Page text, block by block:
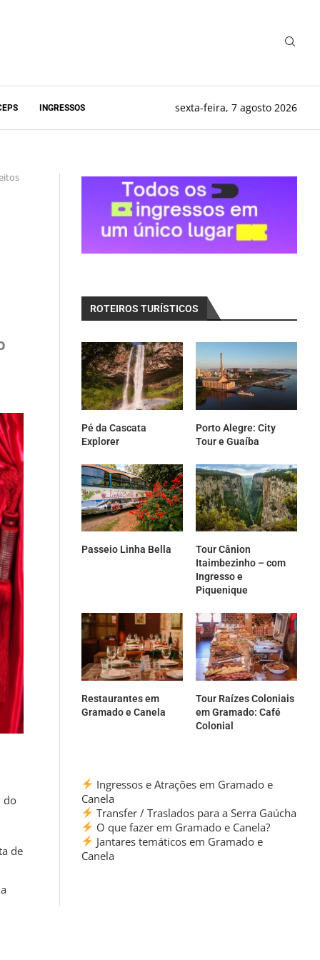
INGRESSOS sexta-feira, 7 agosto 2026
do
de
ROTEIROS TURÍSTICOS
Pé da Cascata
Explorer
Porto Alegre: City
Tour e Guaíba
Passeio Linha Bella
Tour Cânion
Itaimbezinho – com
Ingresso e
Piquenique
Restaurantes em
Gramado e Canela
Tour Raízes Coloniais
em Gramado: Café
Colonial
Ingressos e Atrações em Gramado e
Canela
Transfer / Traslados para a Serra Gaúcha
O que fazer em Gramado e Canela?
Jantares temáticos em Gramado e
Canela